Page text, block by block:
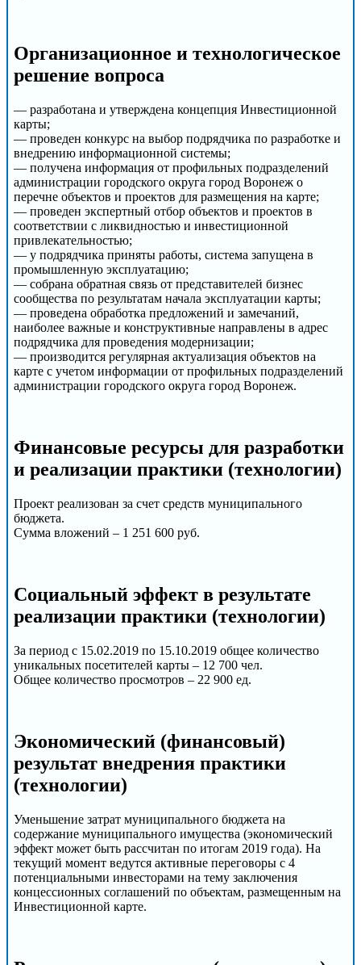
Организационное и технологическое
решение вопроса
— разработана и утверждена концепция Инвестиционной
карты;
— проведен конкурс на выбор подрядчика по разработке и
внедрению информационной системы;
— получена информация от профильных подразделений
администрации городского округа город Воронеж о
перечне объектов и проектов для размещения на карте;
— проведен экспертный отбор объектов и проектов в
соответствии с ликвидностью и инвестиционной
привлекательностью;
— у подрядчика приняты работы, система запущена в
промышленную эксплуатацию;
— собрана обратная связь от представителей бизнес
сообщества по результатам начала эксплуатации карты;
— проведена обработка предложений и замечаний,
наиболее важные и конструктивные направлены в адрес
подрядчика для проведения модернизации;
— производится регулярная актуализация объектов на
карте с учетом информации от профильных подразделений
администрации городского округа город Воронеж.
Финансовые ресурсы для разработки
и реализации практики (технологии)
Проект реализован за счет средств муниципального
бюджета.
Сумма вложений – 1 251 600 руб.
Социальный эффект в результате
реализации практики (технологии)
За период с 15.02.2019 по 15.10.2019 общее количество
уникальных посетителей карты – 12 700 чел.
Общее количество просмотров – 22 900 ед.
Экономический (финансовый)
результат внедрения практики
(технологии)
Уменьшение затрат муниципального бюджета на
содержание муниципального имущества (экономический
эффект может быть рассчитан по итогам 2019 года). На
текущий момент ведутся активные переговоры с 4
потенциальными инвесторами на тему заключения
концессионных соглашений по объектам, размещенным на
Инвестиционной карте.